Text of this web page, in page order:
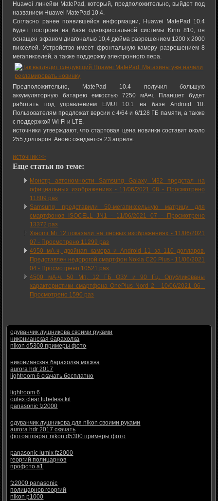
Huawei линейки MatePad, который, предположительно, выйдет под
названием Huawei MatePad 10.4.
Согласно ранее появившейся информации, Huawei MatePad 10.4
будет построен на базе однокристальной системы Kirin 810, он
оснащен экраном диагональю 10,4 дюйма разрешением 1200 х 2000
пикселей. Устройство имеет фронтальную камеру разрешением 8
мегапикселей, а также поддержку электронного пера.
Предположительно, MatePad 10.4 получил большую
аккумуляторную батарею емкостью 7250 мА•ч. Планшет будет
работать под управлением EMUI 10.1 на базе Android 10.
Пользователям предложат версии с 4/64 и 6/128 ГБ памяти, а также
с поддержкой Wi-Fi и LTE.
источники утверждают, что стартовая цена новинки составит около
255 долларов. Анонс ожидается 23 апреля.
источник >>
Еще статьи по теме:
Монстр автономности Samsung Galaxy M32 предстал на
официальных изображениях - 11/06/2021 08 - Просмотрено
11809 раз
Samsung представили 50-мегапиксельную матрицу для
смартфонов ISOCELL JN1 - 11/06/2021 07 -
Просмотрено
13372 раз
Xiaomi Mi 12 показали на первых изображениях - 11/06/2021
07 - Просмотрено 11299 раз
4950 мА·ч, двойная камера и Android 11 за 110 долларов.
Представлен недорогой смартфон Nokia C20 Plus - 11/06/2021
04 - Просмотрено 10521 раз
4500 мА·ч, 50 Мп, 12 ГБ ОЗУ и 90 Гц. Опубликованы
характеристики смартфона OnePlus Nord 2 - 10/06/2021 06 -
Просмотрено 1590 раз
одуванчик лушникова своими руками
никонианская барахолка
nikon d5300 примеры фото
никонианская барахолка москва
aurora hdr 2017
lightroom 6 скачать бесплатно
lightroom 6
outex clear tubeless kit
panasonic fz2000
одуванчик лушникова для nikon своими руками
aurora hdr 2017 скачать
фотоаппарат nikon d5300 примеры фото
panasonic lumix fz2000
георгий полицарнов
профото а1
fz2000 panasonic
полицарнов георгий
nikon p1000